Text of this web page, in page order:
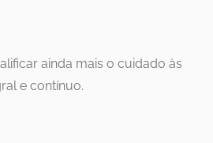
ainda mais o cuidado às
e contínuo.